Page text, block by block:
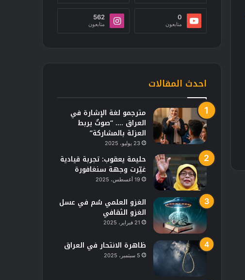
0
متابعون
562
متابعون
احدث المقالات
مترجمو لغة الإشارة في
العراق …. “صوتٌ يربط
العزلة بالمشاركة”
23 يوليو، 2025
حليمة يعقوب: تجربة قيادية
غيّرت وجهة سنغافورة
19 أغسطس، 2025
الغزو العلمي سُم في عسل
الغزو الثقافي
21 فبراير، 2025
ظاهرة الانتحار في العراق
5 سبتمبر، 2025